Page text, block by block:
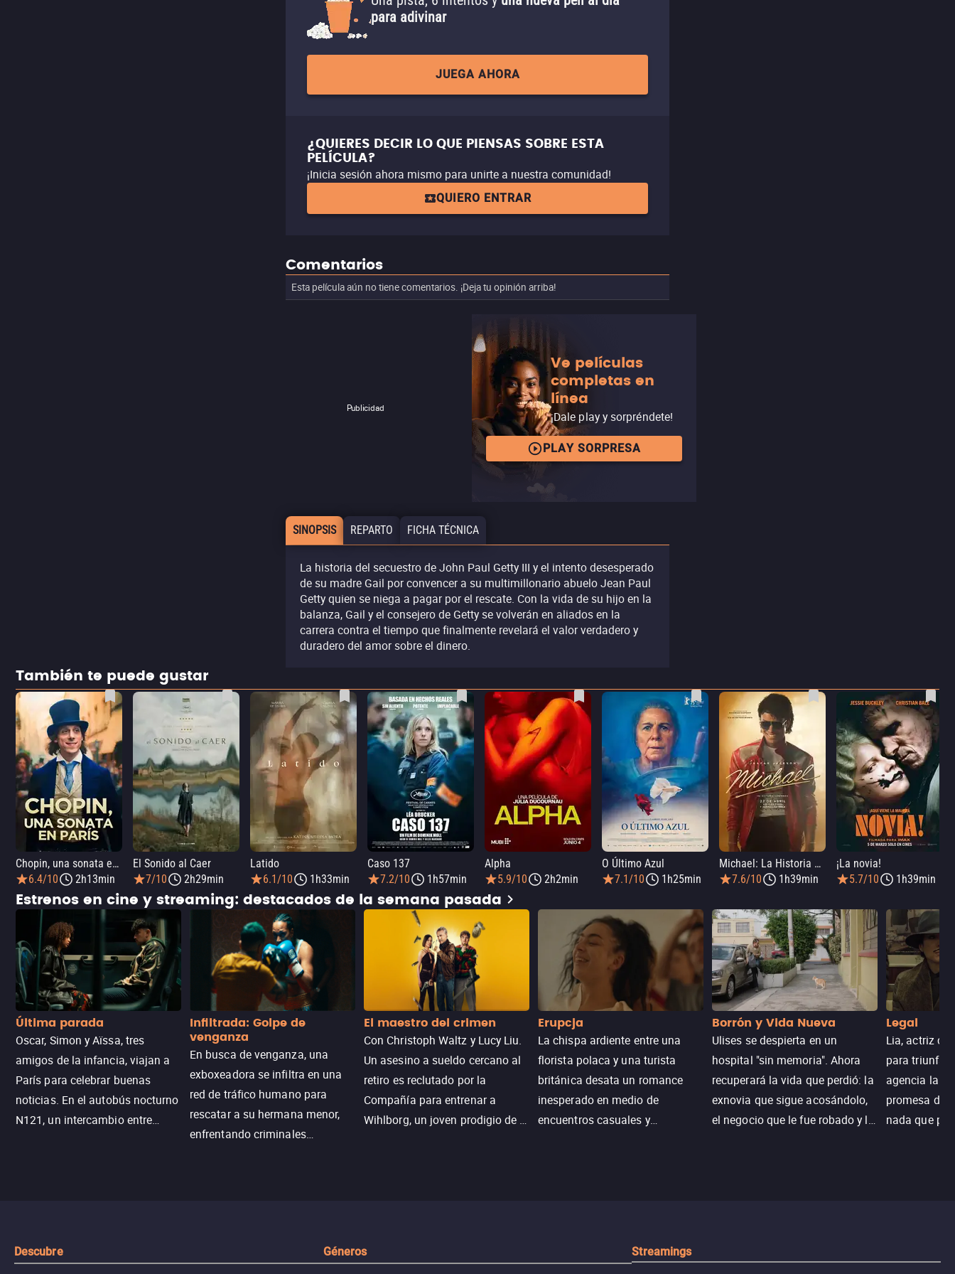
para adivinar
JUEGA AHORA
¿QUIERES DECIR LO QUE PIENSAS SOBRE ESTA
PELÍCULA?
¡Inicia sesión ahora mismo para unirte a nuestra comunidad!
QUIERO ENTRAR
Comentarios
Esta película aún no tiene comentarios. ¡Deja tu opinión arriba!
Publicidad
Ve películas
completas en
línea
¡Dale play y sorpréndete!
PLAY SORPRESA
SINOPSIS REPARTO FICHA TÉCNICA
La historia del secuestro de John Paul Getty III y el intento desesperado
de su madre Gail por convencer a su multimillonario abuelo Jean Paul
Getty quien se niega a pagar por el rescate. Con la vida de su hijo en la
balanza, Gail y el consejero de Getty se volverán en aliados en la
carrera contra el tiempo que finalmente revelará el valor verdadero y
duradero del amor sobre el dinero.
También te puede gustar
Chopin, una sonata en París
6.4/10
2h13min
El Sonido al Caer
7/10
2h29min
Latido
6.1/10
1h33min
Caso 137
7.2/10
1h57min
Alpha
5.9/10
2h2min
O Último Azul
7.1/10
1h25min
Michael: La Historia De Michael Jackson
7.6/10
1h39min
¡La novia!
5.7/10
1h39min
Estrenos en cine y streaming: destacados de la semana pasada
Última parada
Oscar, Simon y Aïssa, tres
amigos de la infancia, viajan a
París para celebrar buenas
noticias. En el autobús nocturno
N121, un intercambio entre
Infiltrada: Golpe de
venganza
En busca de venganza, una
exboxeadora se infiltra en una
red de tráfico humano para
rescatar a su hermana menor,
enfrentando criminales
El maestro del crimen
Con Christoph Waltz y Lucy Liu.
Un asesino a sueldo cercano al
retiro es reclutado por la
Compañía para entrenar a
Wihlborg, un joven prodigio de la
Erupcja
La chispa ardiente entre una
florista polaca y una turista
británica desata un romance
inesperado en medio de
encuentros casuales y
Borrón y Vida Nueva
Ulises se despierta en un
hospital "sin memoria". Ahora
recuperará la vida que perdió: la
exnovia que sigue acosándolo,
el negocio que le fue robado y la
Legal
Lia, actriz
para triunfar
agencia la
promesa de
nada que
Descubre Géneros Streamings